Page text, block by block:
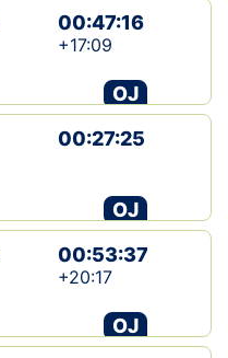
00:47:16
+17:09
OJ
00:27:25
OJ
00:53:37
+20:17
OJ